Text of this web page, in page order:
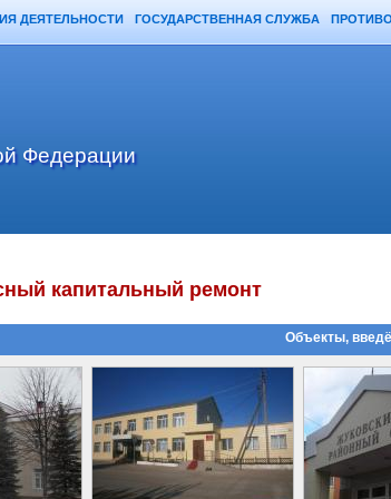
ДЕЯТЕЛЬНОСТИ ГОСУДАРСТВЕННАЯ СЛУЖБА
капитальный ремонт
Объекты,
Федерации